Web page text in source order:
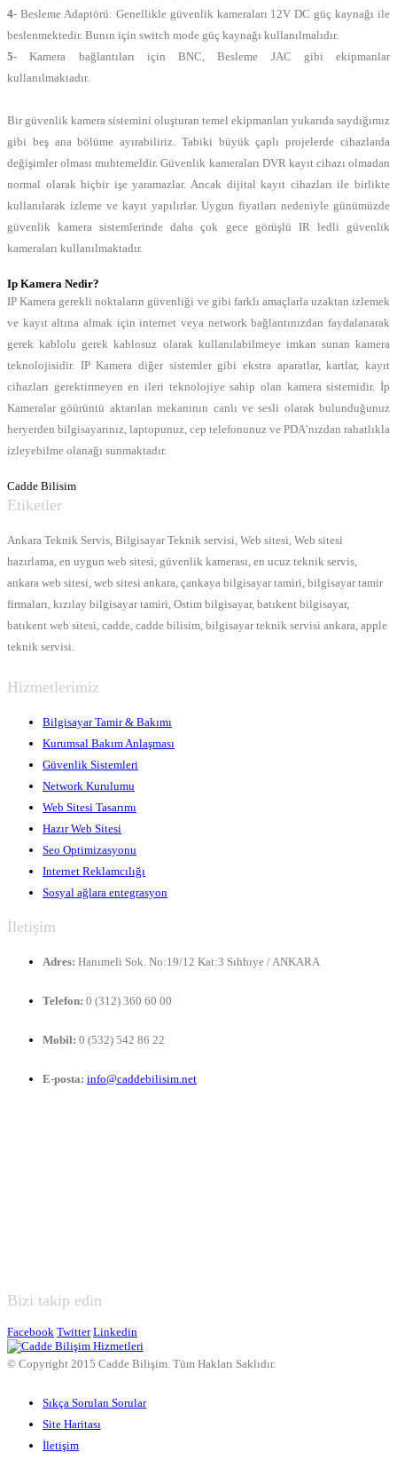
4- Besleme Adaptörü: Genellikle güvenlik kameraları 12V DC güç kaynağı ile
beslenmektedir. Bunın için switch mode güç kaynağı kullanılmalıdır.
5- Kamera bağlantıları için BNC, Besleme JAC gibi ekipmanlar
kullanılmaktadır.
Bir güvenlik kamera sistemini oluşturan temel ekipmanları yukarıda saydığımız
gibi beş ana bölüme ayırabiliriz. Tabiki büyük çaplı projelerde cihazlarda
değişimler olması muhtemeldir. Güvenlik kameraları DVR kayıt cihazı olmadan
normal olarak hiçbir işe yaramazlar. Ancak dijital kayıt cihazları ile birlikte
kullanılarak izleme ve kayıt yapılırlar. Uygun fiyatları nedeniyle günümüzde
güvenlik kamera sistemlerinde daha çok gece görüşlü IR ledli güvenlik
kameraları kullanılmaktadır.
Ip Kamera Nedir?
IP Kamera gerekli noktaların güvenliği ve gibi farklı amaçlarla uzaktan izlemek
ve kayıt altına almak için internet veya network bağlantınızdan faydalanarak
gerek kablolu gerek kablosuz olarak kullanılabilmeye imkan sunan kamera
teknolojisidir. IP Kamera diğer sistemler gibi ekstra aparatlar, kartlar, kayıt
cihazları gerektirmeyen en ileri teknolojiye sahip olan kamera sistemidir. İp
Kameralar göürüntü aktarılan mekanının canlı ve sesli olarak bulunduğunuz
heryerden bilgisayarınız, laptopunuz, cep telefonunuz ve PDA’nızdan rahatlıkla
izleyebilme olanağı sunmaktadır.
Cadde Bilisim
Etiketler
Ankara Teknik Servis, Bilgisayar Teknik servisi, Web sitesi, Web sitesi
hazırlama, en uygun web sitesi, güvenlik kamerası, en ucuz teknik servis,
ankara web sitesi, web sitesi ankara, çankaya bilgisayar tamiri, bilgisayar tamir
firmaları, kızılay bilgisayar tamiri, Ostim bilgisayar, batıkent bilgisayar,
batıkent web sitesi, cadde, cadde bilisim, bilgisayar teknik servisi ankara, apple
teknik servisi.
Hizmetlerimiz
Bilgisayar Tamir & Bakımı
Kurumsal Bakım Anlaşması
Güvenlik Sistemleri
Network Kurulumu
Web Sitesi Tasarımı
Hazır Web Sitesi
Seo Optimizasyonu
Internet Reklamcılığı
Sosyal ağlara entegrasyon
İletişim
Adres: Hanımeli Sok. No:19/12 Kat:3 Sıhhıye / ANKARA
Telefon: 0 (312) 360 60 00
Mobil: 0 (532) 542 86 22
E-posta: info@caddebilisim.net
Bizi takip edin
Facebook Twitter Linkedin
© Copyright 2015 Cadde Bilişim. Tüm Hakları Saklıdır.
Sıkça Sorulan Sorular
Site Haritası
İletişim